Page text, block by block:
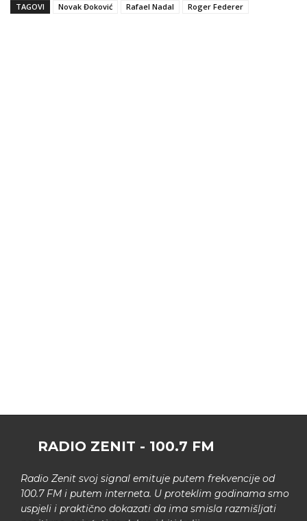
TAGOVI
Novak Đoković Rafael Nadal Roger Federer
RADIO ZENIT - 100.7 FM
Radio Zenit svoj signal emituje putem frekvencije od
100.7 FM i putem interneta. U proteklim godinama smo
uspjeli i praktično dokazati da ima smisla razmišljati